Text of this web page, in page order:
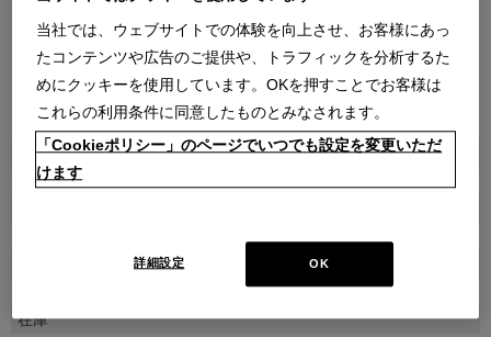
●
商品属性
雑貨
在庫
当社では、ウェブサイトでの体験を向上させ、お客様にあっ
たコンテンツや広告のご提供や、トラフィックを分析するた
めにクッキーを使用しています。OKを押すことでお客様は
これらの利用条件に同意したものとみなされます。
「Cookieポリシー」のページでいつでも設定を変更いただ
けます
OK
詳細設定